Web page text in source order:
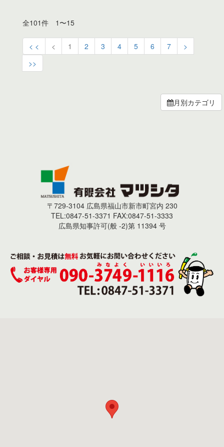
全101件 1〜15
< < < 1 2 3 4 5 6 7
>
>>
月別カテゴリ
〒729-3104 広島県福山市新市町宮内 230
TEL:0847-51-3371 FAX:0847-51-3333
広島県知事許可(般 -2)第 11394 号